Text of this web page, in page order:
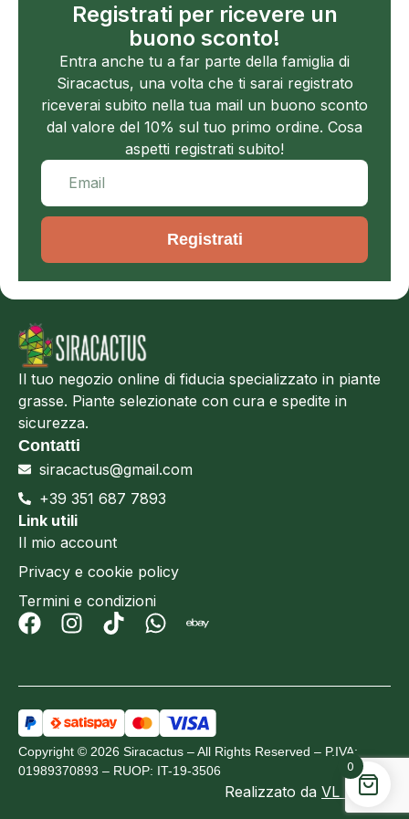
Registrati per ricevere un
buono sconto!
Entra anche tu a far parte della famiglia di
Siracactus, una volta che ti sarai registrato
riceverai subito nella tua mail un buono sconto
dal valore del 10% sul tuo primo ordine. Cosa
aspetti registrati subito!
Registrati
Il tuo negozio online di fiducia specializzato in piante
grasse. Piante selezionate con cura e spedite in
sicurezza.
Contatti
siracactus@gmail.com
+39 351 687 7893
Link utili
Il mio account
Privacy e cookie policy
Termini e condizioni
Copyright © 2026 Siracactus – All Rights Reserved – P.IVA:
01989370893 – RUOP: IT-19-3506
Realizzato da VL Design
0